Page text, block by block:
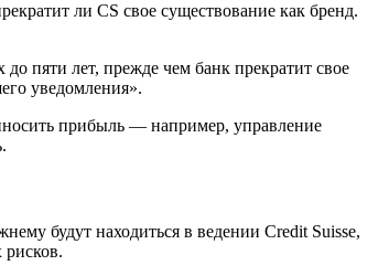
ли CS свое существование как бренд.
до пяти лет, прежде чем банк прекратит свое
уведомления».
прибыль — например, управление
будут находиться в ведении Credit Suisse,
рисков.